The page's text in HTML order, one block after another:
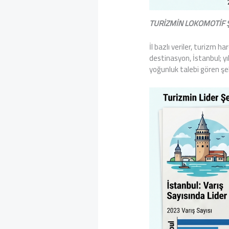
TURİZMİN LOKOMOTİF
İl bazlı veriler, turizm
destinasyon, İstanbul;
yoğunluk talebi gören